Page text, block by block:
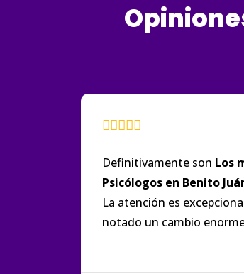
Definitivamente son Los
Psicólogos en Benito
La atención es
notado un cambio